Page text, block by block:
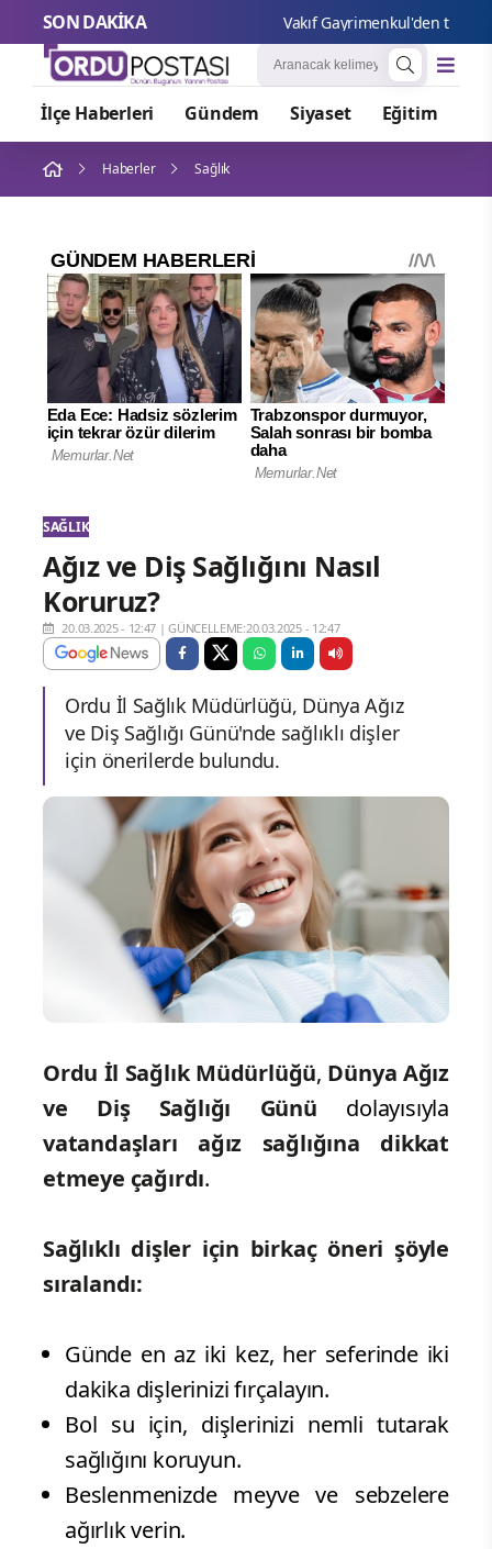
SON DAKİKA Vakıf Gayrimenkul'den taşınmaz
İlçe Haberleri Gündem Siyaset Eğitim
Haberler Sağlık
SAĞLIK
Ağız ve Diş Sağlığını Nasıl
Koruruz?
20.03.2025 - 12:47 |GÜNCELLEME:20.03.2025 - 12:47
Ordu İl Sağlık Müdürlüğü, Dünya Ağız
ve Diş Sağlığı Günü'nde sağlıklı dişler
için önerilerde bulundu.
Ordu İl Sağlık Müdürlüğü, Dünya Ağız
ve Diş Sağlığı Günü dolayısıyla
vatandaşları ağız sağlığına dikkat
etmeye çağırdı.
Sağlıklı dişler için birkaç öneri şöyle
sıralandı:
Günde en az iki kez, her seferinde iki
dakika dişlerinizi fırçalayın.
Bol su için, dişlerinizi nemli tutarak
sağlığını koruyun.
Beslenmenizde meyve ve sebzelere
ağırlık verin.